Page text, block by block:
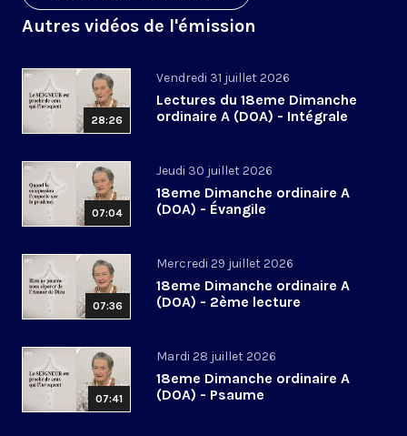
Autres vidéos de l'émission
28:26
Vendredi 31 juillet 2026
Lectures du 18eme Dimanche
ordinaire A (DOA) - Intégrale
07:04
Jeudi 30 juillet 2026
18eme Dimanche ordinaire A
(DOA) - Évangile
07:36
Mercredi 29 juillet 2026
18eme Dimanche ordinaire A
(DOA) - 2ème lecture
07:41
Mardi 28 juillet 2026
18eme Dimanche ordinaire A
(DOA) - Psaume